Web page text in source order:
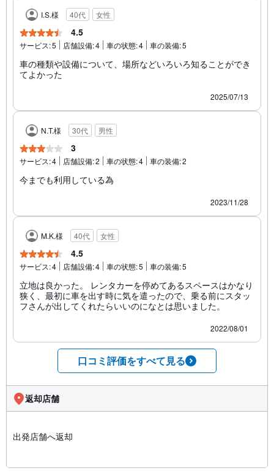
I.S.様 40代 女性
4.5
サービス:5 店舗設備:4 車の状態:4 車の装備:5
車の種類や設備について、場所などいろいろ知ることができ
てよかった
2025/07/13
N.T.様 30代 男性
3
サービス:4 店舗設備:2 車の状態:4 車の装備:2
今までも利用している為
2023/11/28
M.K.様 40代 女性
4.5
サービス:4 店舗設備:4 車の状態:5 車の装備:5
立地は良かった。 レンタカーを停めてあるスペースはかなり
狭く、最初に車を出す時に気を遣ったので、乗る前にスタッ
フさんが出してくれたらいいのになとは思いました。
2022/08/01
口コミ評価をすべて見る
返却店舗
出発店舗へ返却